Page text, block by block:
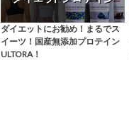
ダイエットにお勧め！まるでス
イーツ！国産無添加プロテイン
ULTORA！